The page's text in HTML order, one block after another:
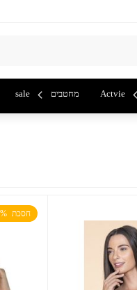
Actvie מחטבים sale
חסכת  25%